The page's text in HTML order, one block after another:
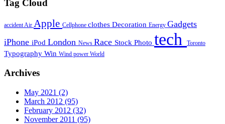
Tag Cloud
accidentAir Apple Cellphone clothes Decoration Energy Gadgets
iPhone iPod London News Race Stock Photo tech Toronto
Typography Win Wind power World
Archives
May 2021 (2)
March 2012 (95)
February 2012 (32)
November 2011 (95)